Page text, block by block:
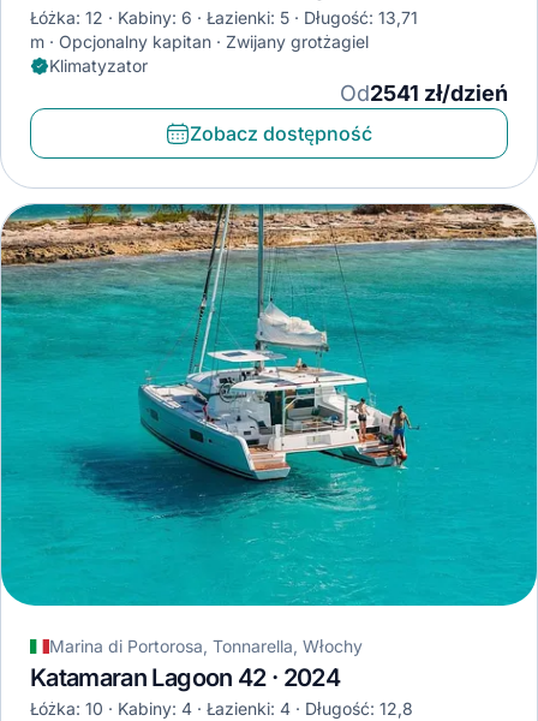
Łóżka: 12 Kabiny: 6 Łazienki: 5
Długość: 13,71
m
Opcjonalny kapitan
Zwijany grotżagiel
Klimatyzator
Od2541 zł/dzień
Zobacz dostępność
Marina di Portorosa, Tonnarella, Włochy
Katamaran Lagoon 42 · 2024
Łóżka: 10 Kabiny: 4 Łazienki: 4
Długość: 12,8